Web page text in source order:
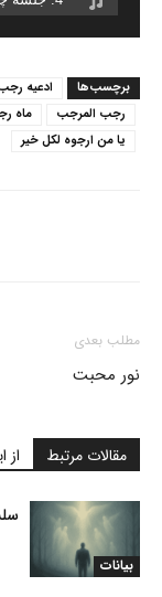
برچسب‌ها ادعیه
رجب المرجب
ماه
یا من ارجوه لکل خیر
مطلب بعدی
نور محبت
مقالات مرتبط از
بیانات